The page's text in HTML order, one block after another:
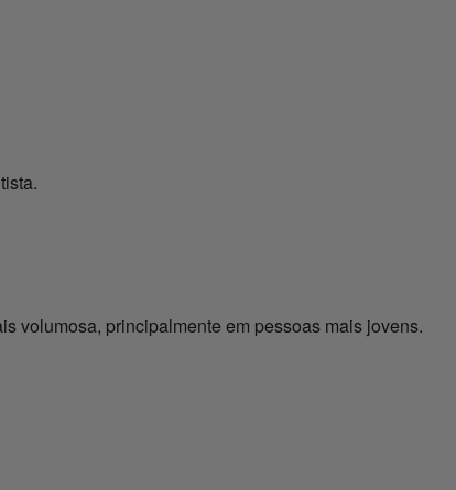
volumosa, principalmente em pessoas mais jovens.